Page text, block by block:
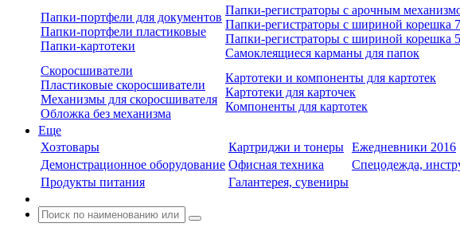
Папки-портфели для документов
Папки-портфели пластиковые
Папки-картотеки
Папки-регистраторы с арочным
Папки-регистраторы с шириной корешка
Папки-регистраторы с шириной корешка
Самоклеящиеся карманы для папок
Скоросшиватели
Пластиковые скоросшиватели
Механизмы для скоросшивателя
Обложка без механизма
Картотеки и компоненты для картотек
Картотеки для карточек
Компоненты для картотек
Еще
Хозтовары
Картриджи и тонеры Ежедневники 2016
Демонстрационное оборудование Офисная техника Спецодежда,
Продукты питания
Галантерея, сувениры